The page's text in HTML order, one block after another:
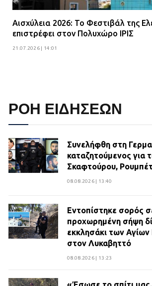
Αισχύλεια 2026: Το Φεστιβάλ της
επιστρέφει στον Πολυχώρο ΙΡΙΣ
21.07.2026 | 14:01
ΡΟΗ ΕΙΔΗΣΕΩΝ
Συνελήφθη στη
καταζητούμενος για
Σκαφτούρου,
08.08.2026 | 13:40
Εντοπίστηκε σορός
προχωρημένη σήψη
εκκλησάκι των
στον Λυκαβηττό
08.08.2026 | 13:23